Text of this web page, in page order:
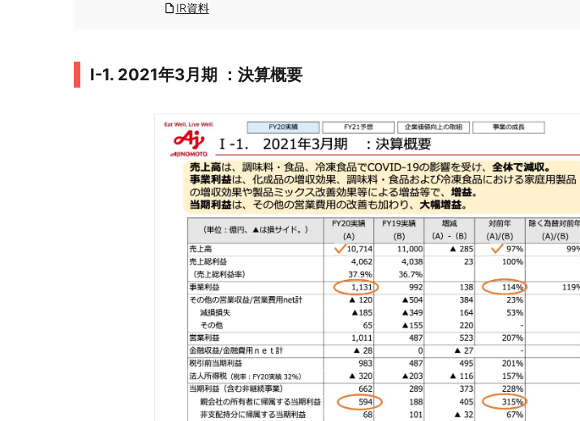
IR資料
Ⅰ-1. 2021年3月期 ：決算概要